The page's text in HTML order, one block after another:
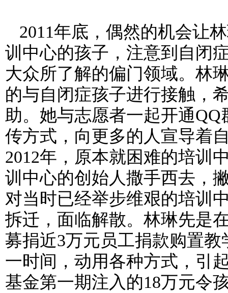
2011年底，偶然的机会让
训中心的孩子，注意到自闭
大众所了解的偏门领域。林
的与自闭症孩子进行接触，
助。她与志愿者一起开通QQ
传方式，向更多的人宣导着
2012年，原本就困难的培训
训中心的创始人撒手西去，
对当时已经举步维艰的培训
拆迁，面临解散。林琳先是
募捐近3万元员工捐款购置
一时间，动用各种方式，引
基金第一期注入的18万元令